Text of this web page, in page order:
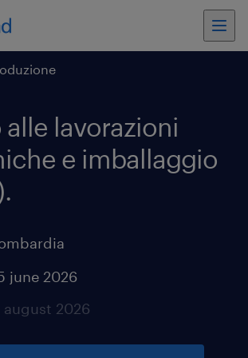
lavorazioni
e imballaggio
.
june 2026
august 2026